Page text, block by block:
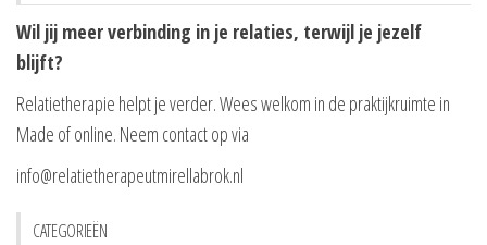
Wil jij meer verbinding in je relaties, terwijl je jezelf
blijft?
Relatietherapie helpt je verder. Wees welkom in de praktijkruimte in
Made of online. Neem contact op via
info@relatietherapeutmirellabrok.nl
CATEGORIEËN